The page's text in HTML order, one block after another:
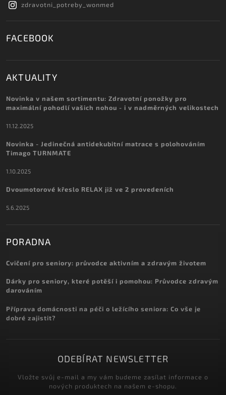
zdravotni_potreby_wonmed
FACEBOOK
AKTUALITY
Novinka v našem sortimentu: Zdravotní ponožky pro
maximální pohodlí vašich nohou - i v nadměrných velikostech
11.12.2025
Novinka - Jedinečná antidekubitní matrace s polohováním
Timago TURNMATE
1.10.2025
Dvoumotorové křeslo RELAX již ve 2 provedeních
5.6.2025
PORADNA
Cvičení pro seniory: průvodce aktivním a zdravým životem
Dárky pro seniory, které potěší i pomohou: Průvodce zdravým
darováním
Příprava domácnosti na péči o ležícího seniora: Co vše je
dobré zajistit?
ODEBÍRAT NEWSLETTER
Vložte svůj e-mail a my vám budeme zasílat informace o
nových produktech na našem e-shopu.